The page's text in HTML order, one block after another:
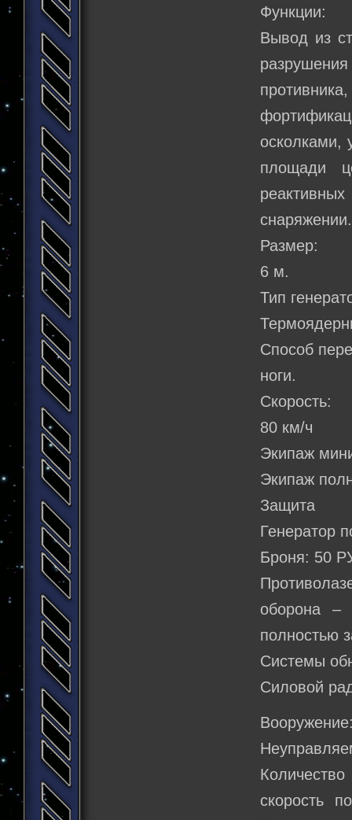
Функции:
Вывод из
осколками,
площади
снаряжении.
Размер:
6 м.
Тип
Способ
ноги.
Скорость:
80 км/ч
Экипаж
Экипаж
Защита
Генератор
Броня: 50
оборона –
полностью
Системы
Силовой
скорость